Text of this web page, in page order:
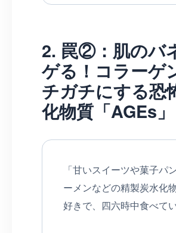
2. 罠②：肌のバ
ゲる！コラーゲ
チガチにする恐
化物質「AGEs」
「甘いスイーツや菓子パ
ーメンなどの精製炭水化
好きで、四六時中食べてい